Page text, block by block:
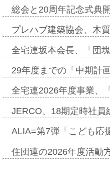
総会と20周年記念式典
プレハブ建築協会、木
全宅連坂本会長、「団
29年度までの「中期計
全宅連2026年度事業、
JERCO、18期定時社
ALIA=第7弾「こども応
住団連の2026年度活動